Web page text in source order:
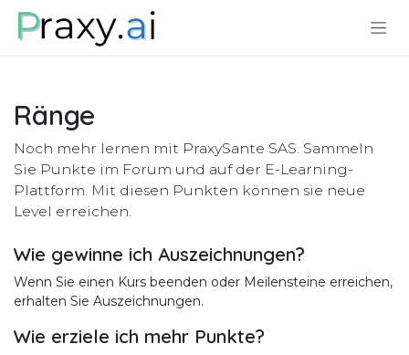
Zum Inhalt springen
Ränge
Noch mehr lernen mit PraxySante SAS. Sammeln
Sie Punkte im Forum und auf der E-Learning-
Plattform. Mit diesen Punkten können sie neue
Level erreichen.
Wie gewinne ich Auszeichnungen?
Wenn Sie einen Kurs beenden oder Meilensteine erreichen,
erhalten Sie Auszeichnungen.
Wie erziele ich mehr Punkte?